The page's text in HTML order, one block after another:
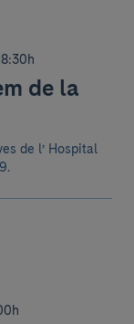
de la
de l’ Hospital